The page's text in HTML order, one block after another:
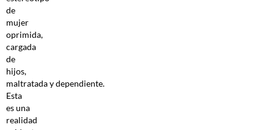
de
mujer
oprimida,
cargada
de
hijos,
maltratada y dependiente.
Esta
es una
realidad